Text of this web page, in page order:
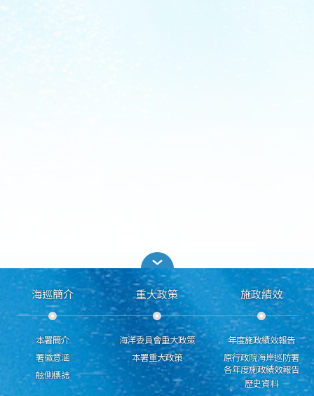
海巡簡介
本署簡介
署徽意涵
舷側標誌
重大政策
海洋委員會重大政策
本署重大政策
施政績效
年度施政績效報告
原行政院海岸巡防署
各年度施政績效報告
歷史資料